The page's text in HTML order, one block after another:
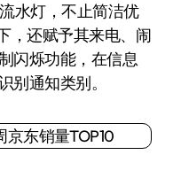
水灯，不止简洁优
，还赋予其来电、闹
闪烁功能，在信息
别通知类别。